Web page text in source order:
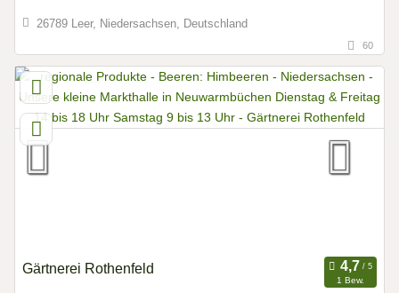
26789 Leer, Niedersachsen, Deutschland
60
Gärtnerei Rothenfeld
1 Bew.